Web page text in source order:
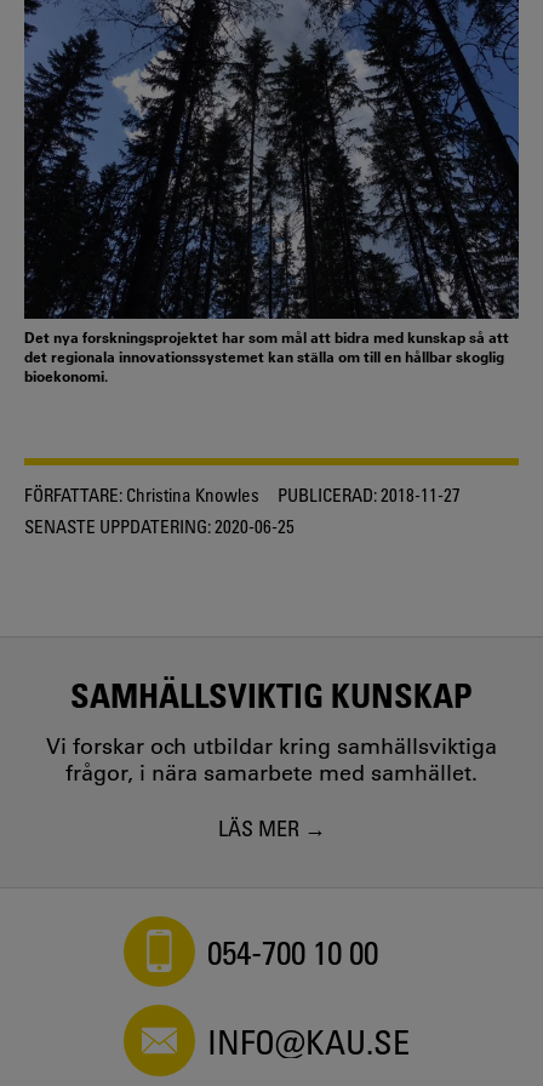
Det nya forskningsprojektet har som mål att bidra med kunskap så att
det regionala innovationssystemet kan ställa om till en hållbar skoglig
bioekonomi.
FÖRFATTARE: Christina Knowles PUBLICERAD:2018-11-27
SENASTE UPPDATERING:2020-06-25
SAMHÄLLSVIKTIG KUNSKAP
Vi forskar och utbildar kring samhällsviktiga
frågor, i nära samarbete med samhället.
LÄS MER
054-700 10 00
INFO@KAU.SE